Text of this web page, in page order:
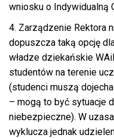
wniosku o Indywidualną
4. Zarządzenie Rektora
dopuszcza taką opcję
władze dziekańskie
studentów na terenie
(studenci muszą
– mogą to być sytuacje
niebezpieczne). W
wyklucza jednak